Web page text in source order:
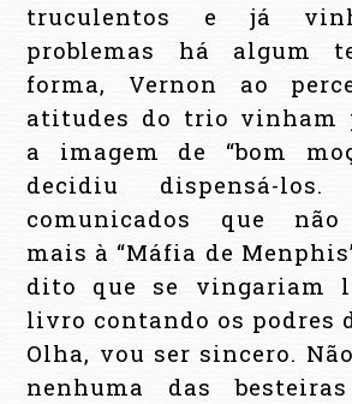
truculentos e já
problemas há algum
forma, Vernon ao
atitudes do trio vinham
a imagem de “bom
decidiu dispensá-
comunicados que não
mais à “Máfia de
dito que se vingariam
livro contando os podres
Olha, vou ser sincero.
nenhuma das